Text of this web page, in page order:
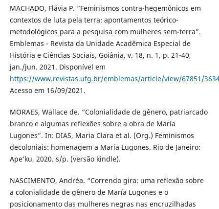
MACHADO, Flávia P. “Feminismos contra-hegemônicos em
contextos de luta pela terra: apontamentos teórico-
metodológicos para a pesquisa com mulheres sem-terra”.
Emblemas - Revista da Unidade Acadêmica Especial de
História e Ciências Sociais, Goiânia, v. 18, n. 1, p. 21-40,
jan./jun. 2021. Disponível em
https://www.revistas.ufg.br/emblemas/article/view/67851/
Acesso em 16/09/2021.
MORAES, Wallace de. “Colonialidade de gênero, patriarcado
branco e algumas reflexões sobre a obra de María
Lugones”. In: DIAS, Maria Clara et al. (Org.) Feminismos
decoloniais: homenagem a María Lugones. Rio de Janeiro:
Ape’ku, 2020. s/p. (versão kindle).
NASCIMENTO, Andréa. “Correndo gira: uma reflexão sobre
a colonialidade de gênero de María Lugones e o
posicionamento das mulheres negras nas encruzilhadas